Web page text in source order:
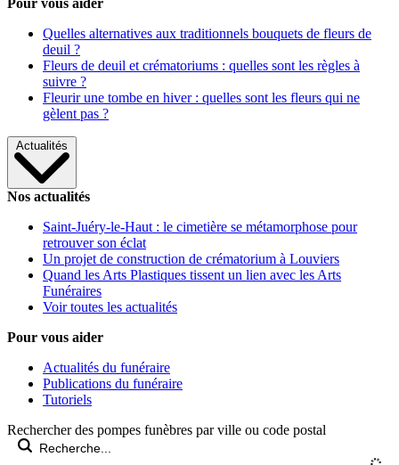
Pour vous aider
Quelles alternatives aux traditionnels bouquets de fleurs de
deuil ?
Fleurs de deuil et crématoriums : quelles sont les règles à
suivre ?
Fleurir une tombe en hiver : quelles sont les fleurs qui ne
gèlent pas ?
Actualités
Nos actualités
Saint-Juéry-le-Haut : le cimetière se métamorphose pour
retrouver son éclat
Un projet de construction de crématorium à Louviers
Quand les Arts Plastiques tissent un lien avec les Arts
Funéraires
Voir toutes les actualités
Pour vous aider
Actualités du funéraire
Publications du funéraire
Tutoriels
Rechercher des pompes funèbres par ville ou code postal